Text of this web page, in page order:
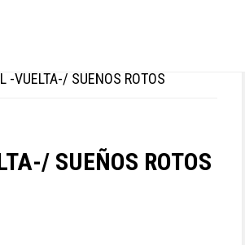
VUELTA-/ SUEÑOS ROTOS
SUEÑOS ROTOS